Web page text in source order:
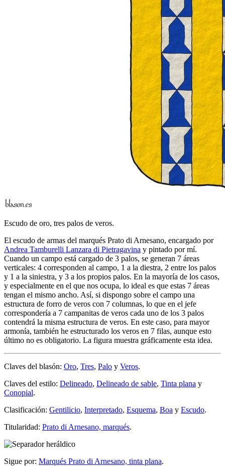
Escudo de oro, tres palos de veros.
El escudo de armas del marqués Prato di Arnesano, encargado por
Andrea Tamburelli Lanzara di Pietragavina y pintado por mí.
Cuando un campo está cargado de 3 palos, se generan 7 áreas
verticales: 4 corresponden al campo, 1 a la diestra, 2 entre los palos
y 1 a la siniestra, y 3 a los propios palos. En la mayoría de los casos,
y especialmente en el que nos ocupa, lo ideal es que estas 7 áreas
tengan el mismo ancho. Así, si dispongo sobre el campo una
estructura de forro de veros con 7 columnas, lo que en el jefe
correspondería a 7 campanitas de veros cada uno de los 3 palos
contendrá la misma estructura de veros. En este caso, para mayor
armonía, también he estructurado los veros en 7 filas, aunque esto
último no es obligatorio. La figura muestra gráficamente esta idea.
Claves del blasón: Oro, Tres, Palo y Veros.
Claves del estilo: Delineado, Delineado de sable, Tinta plana y
Conopial.
Clasificación: Gentilicio, Interpretado, Esquema, Boa y Escudo.
Titularidad: Prato di Arnesano, marqués.
Sigue por: Marqués Prato di Arnesano, tinta plana.